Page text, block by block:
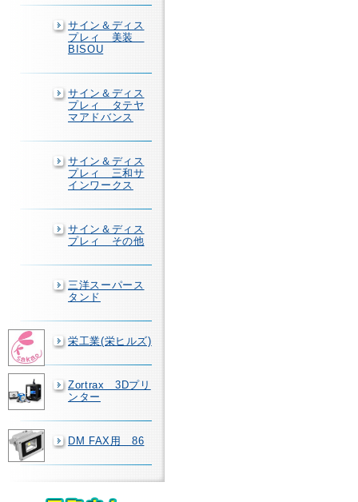
サイン＆ディス
プレィ 美装
BISOU
サイン＆ディス
プレィ タテヤ
マアドバンス
サイン＆ディス
プレィ 三和サ
インワークス
サイン＆ディス
プレィ その他
三洋スーパース
タンド
栄工業(栄ヒルズ)
Zortrax 3Dプリ
ンター
DM FAX用 86